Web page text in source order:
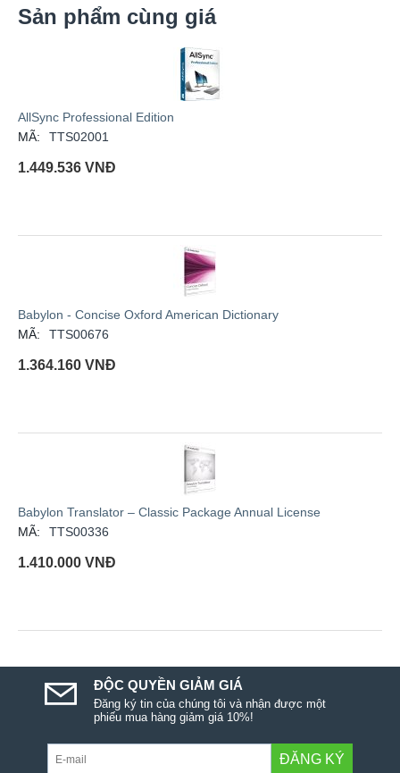
Sản phẩm cùng giá
AllSync Professional Edition
MÃ:
TTS02001
1.449.536 VNĐ
Babylon - Concise Oxford American Dictionary
MÃ:
TTS00676
1.364.160 VNĐ
Babylon Translator – Classic Package Annual License
MÃ:
TTS00336
1.410.000 VNĐ
ĐỘC QUYỀN GIẢM GIÁ
Đăng ký tin của chúng tôi và nhận được một
phiếu mua hàng giảm giá 10%!
ĐĂNG KÝ